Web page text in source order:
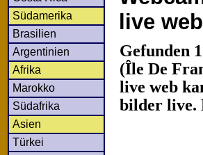
Südamerika
Brasilien
Argentinien
Afrika
Marokko
Südafrika
Asien
Türkei
live
Gefunden
(Île De
live web
bilder live.